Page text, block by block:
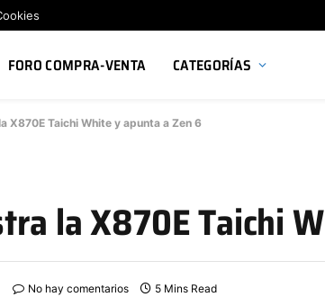
FORO COMPRA-VENTA CATEGORÍAS
X870E Taichi White y apunta a Zen 6
la X870E Taichi
No hay comentarios 5 Mins Read